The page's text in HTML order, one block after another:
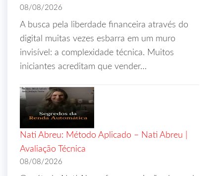
08/08/2026
A busca pela liberdade financeira através do
digital muitas vezes esbarra em um muro
invisível: a complexidade técnica. Muitos
iniciantes acreditam que vender…
Nati Abreu: Método Aplicado – Nati Abreu |
Avaliação Técnica
08/08/2026